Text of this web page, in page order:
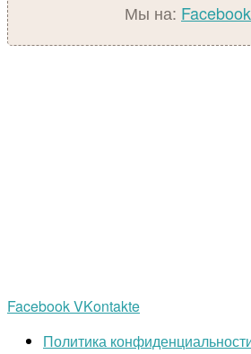
Мы на: Facebook
FacebookVKontakte
Политика